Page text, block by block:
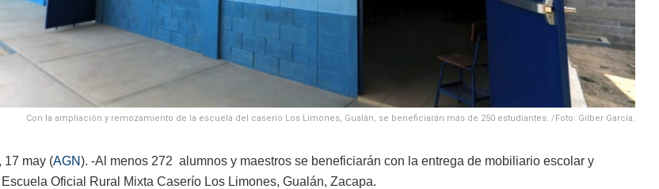
Con la ampliación y remozamiento de la escuela del caserío Los Limones, Gualán, se beneficiarán más de 250 estudiantes. /Foto: Gilber García.
17 may (AGN). -Al menos 272 alumnos y maestros se beneficiarán con la entrega de mobiliario escolar y
Oficial Rural Mixta Caserío Los Limones, Gualán, Zacapa.